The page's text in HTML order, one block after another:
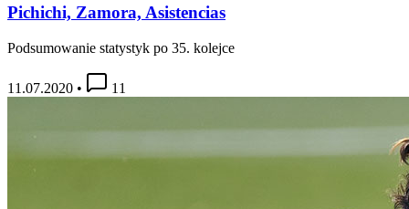
Pichichi, Zamora, Asistencias
Podsumowanie statystyk po 35. kolejce
11.07.2020 • 11